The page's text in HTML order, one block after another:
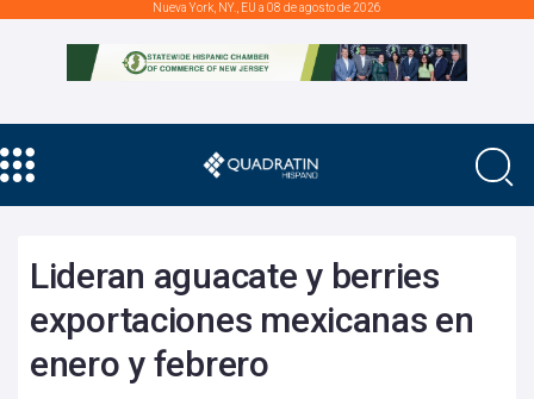
Nueva York, NY., EU a 08 de agosto de 2026
Lideran aguacate y berries
exportaciones mexicanas en
enero y febrero